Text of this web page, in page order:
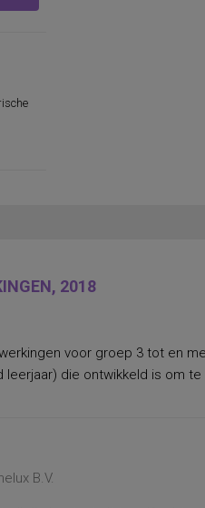
2018
voor groep 3 tot en
die ontwikkeld is om
B.V.